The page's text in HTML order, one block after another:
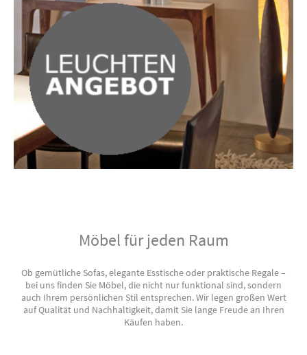
Möbel für jeden Raum
Ob gemütliche Sofas, elegante Esstische oder praktische Regale –
bei uns finden Sie Möbel, die nicht nur funktional sind, sondern
auch Ihrem persönlichen Stil entsprechen. Wir legen großen Wert
auf Qualität und Nachhaltigkeit, damit Sie lange Freude an Ihren
Käufen haben.